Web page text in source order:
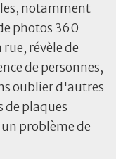
notamment
photos 360
révèle de
de personnes,
oublier d'autres
de plaques
problème de